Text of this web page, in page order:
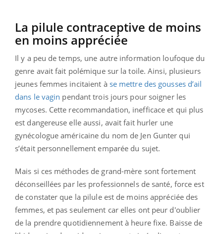
La pilule contraceptive de moins
en moins appréciée
Il y a peu de temps, une autre information loufoque du
genre avait fait polémique sur la toile. Ainsi, plusieurs
jeunes femmes incitaient à se mettre des gousses d’ail
dans le vagin pendant trois jours pour soigner les
mycoses. Cette recommandation, inefficace et qui plus
est dangereuse elle aussi, avait fait hurler une
gynécologue américaine du nom de Jen Gunter qui
s’était personnellement emparée du sujet.
Mais si ces méthodes de grand-mère sont fortement
déconseillées par les professionnels de santé, force est
de constater que la pilule est de moins appréciée des
femmes, et pas seulement car elles ont peur d'oublier
de la prendre quotidiennement à heure fixe. Baisse de